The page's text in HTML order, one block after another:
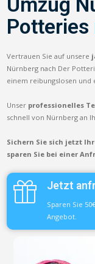
Potteries
Vertrauen Sie auf unsere
Nürnberg nach Der
einem reibungslosen und
Unser professionelles
schnell von Nürnberg an
Sichern Sie sich jetzt
sparen Sie bei einer
Jetzt
Sparen Sie
Angebot.